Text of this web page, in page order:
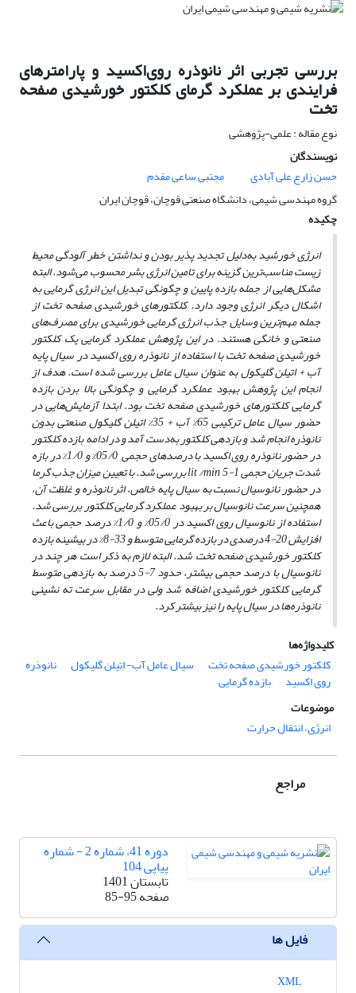
بررسی تجربی اثر نانوذره روی‌اکسید و پارامترهای
فرایندی بر عملکرد گرمای کلکتور خورشیدی صفحه
تخت
نوع مقاله : علمی-پژوهشی
نویسندگان
حسن زارع علی آبادی
مجتبی ساعی مقدم
گروه مهندسی شیمی، دانشگاه صنعتی قوچان، قوچان ایران
چکیده
انرژی خورشید به‌دلیل تجدید پذیر بودن و نداشتن خطر آلودگی محیط
زیست مناسب‌ترین گزینه برای تامین انرژی بشر محسوب می‌شود. البته
مشکل‌هایی از جمله بازده پایین و چگونگی تبدیل این انرژی گرمایی به
اشکال دیگر انرژی وجود دارد. کلکتورهای خورشیدی صفحه تخت از
جمله مهم‌ترین وسایل جذب انرژی گرمایی خورشیدی برای مصرف‌های
صنعتی و خانگی هستند. در این پژوهش عملکرد گرمایی یک کلکتور
خورشیدی صفحه تخت با استفاده از نانوذره روی اکسید در سیال پایه
آب + اتیلن گلیکول به عنوان سیال عامل بررسی شده است. هدف از
انجام این پژوهش بهبود عملکرد گرمایی و چگونگی بالا بردن بازده
گرمایی کلکتورهای خورشیدی صفحه تخت بود. ابتدا آزمایش‌هایی در
حضور سیال عامل ترکیبی 65% آب + 35% اتیلن گلیکول صنعتی بدون
نانوذره انجام شد و بازدهی کلکتور به‌دست آمد و در ادامه بازده کلکتور
در حضور نانوذره روی اکسید با درصدهای حجمی 05/0% و 1/0% در بازه
شدت جریان حجمی lit /min 5-1 بررسی شد. با تعیین میزان جذب گرما
در حضور نانوسیال نسبت به سیال پایه خالص، اثر نانوذره و غلظت آن،
همچنین سرعت نانوسیال بر بهبود عملکرد گرمایی کلکتور بررسی شد.
استفاده از نانوسیال روی اکسید در 05/0% و 1/0% درصد حجمی باعث
افزایش 20-4 درصدی در بازده گرمایی متوسط و 33-8% در بیشینه بازده
کلکتور خورشیدی صفحه تخت شد. البته لازم به ذکر است هر چند در
نانوسیال با درصد حجمی بیشتر، حدود 7-5 درصد به بازدهی متوسط
گرمایی کلکتور خورشیدی اضافه شد ولی در مقابل سرعت ته نشینی
نانوذره‌ها در سیال پایه را نیز بیش­تر کرد.
کلیدواژه‌ها
کلکتور خورشیدی صفحه تخت
سیال عامل آب- اتیلن گلیکول نانوذره
روی اکسید
بازده گرمایی
موضوعات
انرژی، انتقال حرارت
مراجع
دوره 41، شماره 2 - شماره
پیاپی 104
تابستان 1401
صفحه85-95
فایل ها